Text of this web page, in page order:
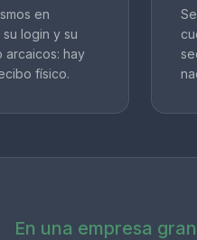
en
login y su
arcaicos: hay
físico.
En una empresa